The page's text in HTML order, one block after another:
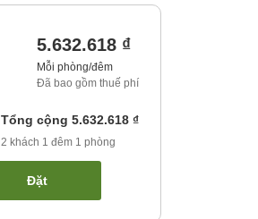
5.632.618 ₫
Mỗi phòng/đêm
Đã bao gồm thuế phí
Tổng cộng 5.632.618 ₫
2 khách 1 đêm 1 phòng
Đặt